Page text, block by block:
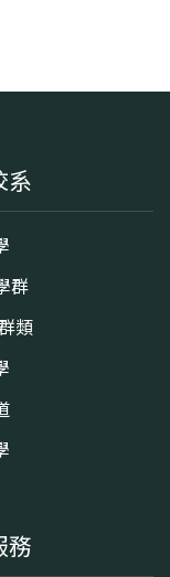
系
群
類
務